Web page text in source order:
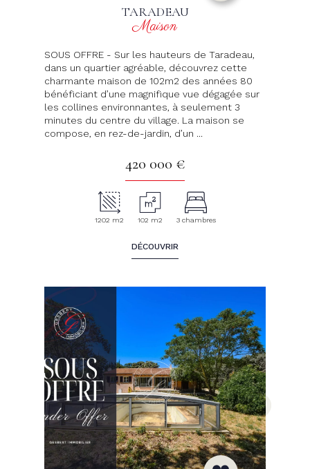
TARADEAU
Maison
SOUS OFFRE - Sur les hauteurs de Taradeau,
dans un quartier agréable, découvrez cette
charmante maison de 102m2 des années 80
bénéficiant d’une magnifique vue dégagée sur
les collines environnantes, à seulement 3
minutes du centre du village. La maison se
compose, en rez-de-jardin, d’un ...
420 000 €
1202 m2 102 m2 3 chambres
DÉCOUVRIR